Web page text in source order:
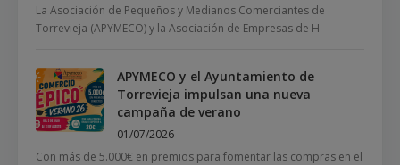
La Asociación de Pequeños y Medianos Comerciantes de
Torrevieja (APYMECO) y la Asociación de Empresas de H
APYMECO y el Ayuntamiento de
Torrevieja impulsan una nueva
campaña de verano
01/07/2026
Con más de 5.000€ en premios para fomentar las compras en el